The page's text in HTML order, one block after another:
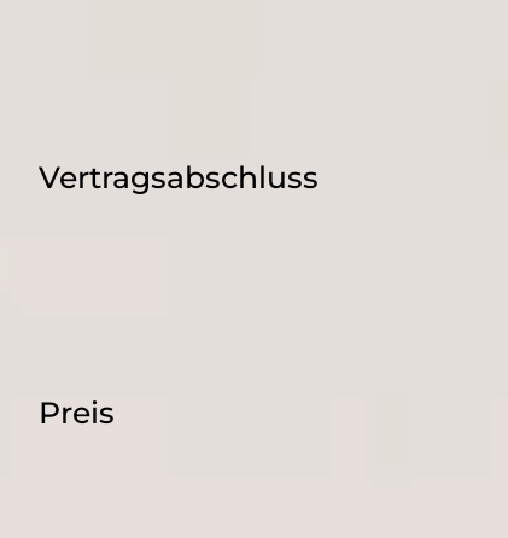
Vertragsabschluss
Preis